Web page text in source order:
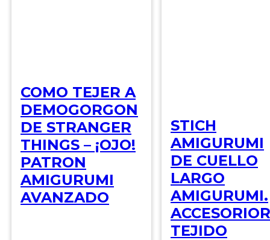
COMO TEJER A
DEMOGORGON
DE STRANGER
THINGS – ¡OJO!
PATRON
AMIGURUMI
AVANZADO
STICH
AMIGURUMI
DE CUELLO
LARGO
AMIGURUMI.
ACCESORIOR
TEJIDO